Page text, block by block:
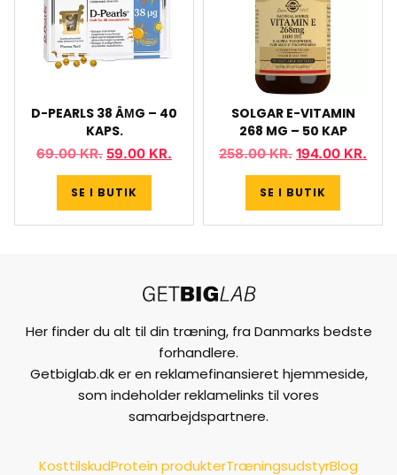
D-PEARLS 38 ÂΜG – 40
KAPS.
69.00KR. 59.00 KR.
SE I BUTIK
SOLGAR E-VITAMIN
268 MG – 50 KAP
258.00KR. 194.00 KR.
SE I BUTIK
Her finder du alt til din træning, fra Danmarks bedste
forhandlere.
Getbiglab.dk er en reklamefinansieret hjemmeside,
som indeholder reklamelinks til vores
samarbejdspartnere.
KosttilskudProtein produkterTræningsudstyrBlog